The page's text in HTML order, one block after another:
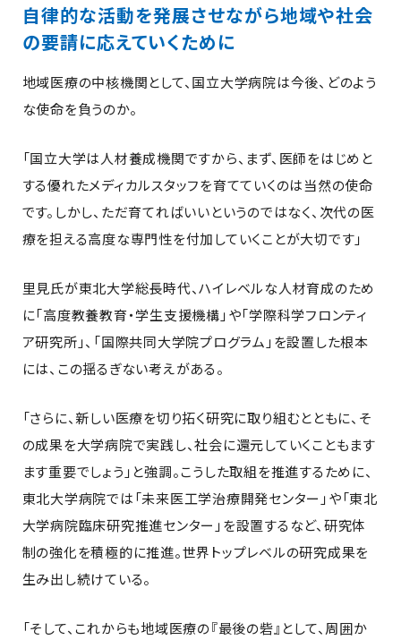
自律的な活動を発展させながら地域や社会
の要請に応えていくために
地域医療の中核機関として、国立大学病院は今後、どのよう
な使命を負うのか。
「国立大学は人材養成機関ですから、まず、医師をはじめと
する優れたメディカルスタッフを育てていくのは当然の使命
です。しかし、ただ育てればいいというのではなく、次代の医
療を担える高度な専門性を付加していくことが大切です」
里見氏が東北大学総長時代、ハイレベルな人材育成のため
に「高度教養教育・学生支援機構」や「学際科学フロンティ
ア研究所」、「国際共同大学院プログラム」を設置した根本
には、この揺るぎない考えがある。
「さらに、新しい医療を切り拓く研究に取り組むとともに、そ
の成果を大学病院で実践し、社会に還元していくこともます
ます重要でしょう」と強調。こうした取組を推進するために、
東北大学病院では「未来医工学治療開発センター」や「東北
大学病院臨床研究推進センター」を設置するなど、研究体
制の強化を積極的に推進。世界トップレベルの研究成果を
生み出し続けている。
「そして、これからも地域医療の『最後の砦』として、周囲か